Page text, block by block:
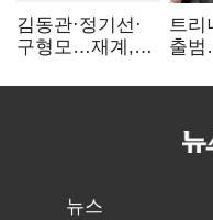
김동관·정기선·
구형모…재계,
전성시대
트리
출범
서비
뉴스